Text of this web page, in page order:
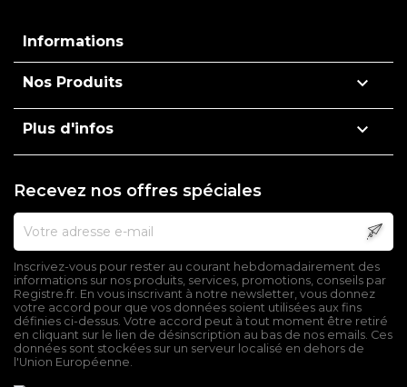
Informations
Nos Produits 
Plus d'infos 
Recevez nos offres spéciales
Inscrivez-vous pour rester au courant hebdomadairement des
informations sur nos produits, services, promotions, conseils par
Registre.fr. En vous inscrivant à notre newsletter, vous donnez
votre accord pour que vos données soient utilisées aux fins
définies ci-dessus. Votre accord peut à tout moment être retiré
en cliquant sur le lien de désinscription au bas de nos emails. Ces
données sont stockées sur un serveur localisé en dehors de
l'Union Européenne.